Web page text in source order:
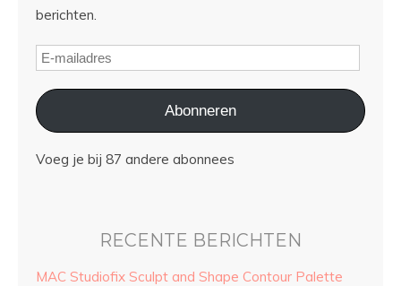
berichten.
Abonneren
Voeg je bij 87 andere abonnees
RECENTE BERICHTEN
MAC Studiofix Sculpt and Shape Contour Palette